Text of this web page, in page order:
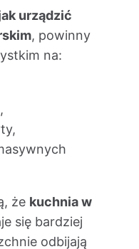
urządzić
, powinny
na:
że kuchnia w
się bardziej
odbijają